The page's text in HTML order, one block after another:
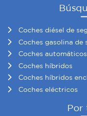
Coches diésel de
Coches gasolina de
Coches automáticos
Coches híbridos
Coches híbridos
Coches eléctricos
Por